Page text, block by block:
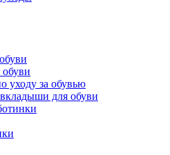
уходу за обувью
для обуви